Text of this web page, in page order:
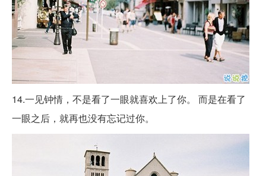
14.一见钟情，不是看了一眼就喜欢上了你。 而是在看了
一眼之后，就再也没有忘记过你。